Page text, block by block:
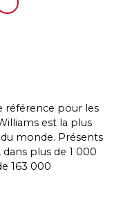
référence pour les
est la plus
monde. Présents
plus de 1 000
163 000